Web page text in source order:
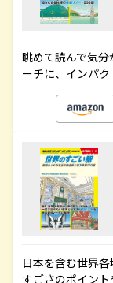
眺めて読んで気
ーチに、インパ
日本を含む世界
すごさのポイン